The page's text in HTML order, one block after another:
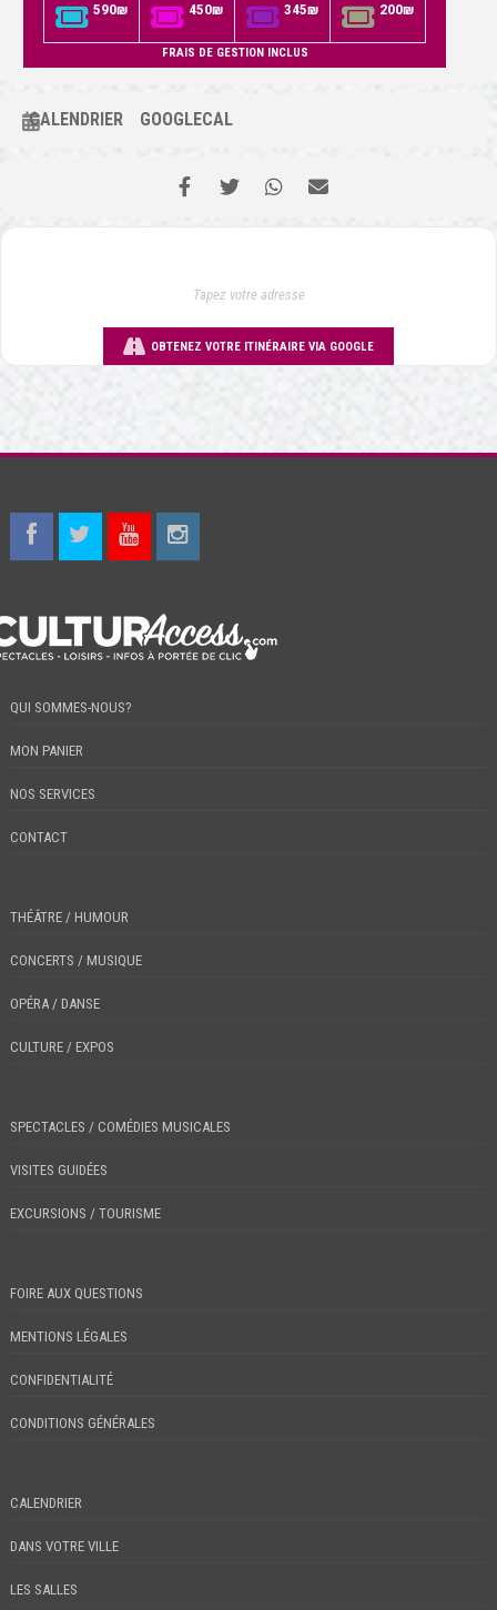
590₪ 450₪ 345₪ 200₪
FRAIS DE GESTION INCLUS
CALENDRIER GOOGLECAL
OBTENEZ VOTRE ITINÉRAIRE VIA GOOGLE
QUI SOMMES-NOUS?
MON PANIER
NOS SERVICES
CONTACT
THÉÂTRE / HUMOUR
CONCERTS / MUSIQUE
OPÉRA / DANSE
CULTURE / EXPOS
SPECTACLES / COMÉDIES MUSICALES
VISITES GUIDÉES
EXCURSIONS / TOURISME
FOIRE AUX QUESTIONS
MENTIONS LÉGALES
CONFIDENTIALITÉ
CONDITIONS GÉNÉRALES
CALENDRIER
DANS VOTRE VILLE
LES SALLES